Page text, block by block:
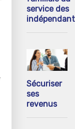
service des
Sécuriser
ses
revenus